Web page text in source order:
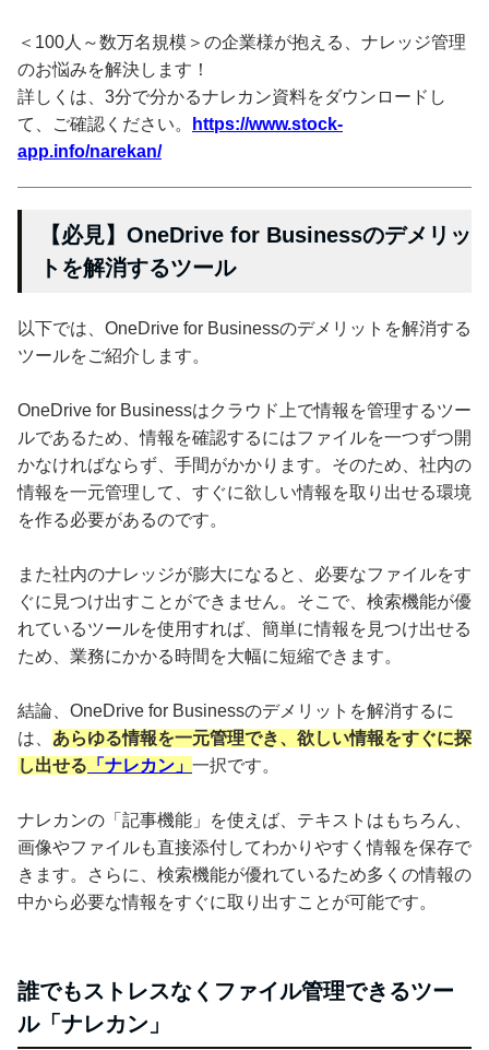
＜100人～数万名規模＞の企業様が抱える、ナレッジ管理
のお悩みを解決します！
詳しくは、3分で分かるナレカン資料をダウンロードし
て、ご確認ください。
https://www.stock-
app.info/narekan/
【必見】OneDrive for Businessのデメリッ
トを解消するツール
以下では、OneDrive for Businessのデメリットを解消する
ツールをご紹介します。
OneDrive for Businessはクラウド上で情報を管理するツー
ルであるため、情報を確認するにはファイルを一つずつ開
かなければならず、手間がかかります。そのため、社内の
情報を一元管理して、すぐに欲しい情報を取り出せる環境
を作る必要があるのです。
また社内のナレッジが膨大になると、必要なファイルをす
ぐに見つけ出すことができません。そこで、検索機能が優
れているツールを使用すれば、簡単に情報を見つけ出せる
ため、業務にかかる時間を大幅に短縮できます。
結論、OneDrive for Businessのデメリットを解消するに
は、 あらゆる情報を一元管理でき、欲しい情報をすぐに探
し出せる 「ナレカン」 一択です。
ナレカンの「記事機能」を使えば、テキストはもちろん、
画像やファイルも直接添付してわかりやすく情報を保存で
きます。さらに、検索機能が優れているため多くの情報の
中から必要な情報をすぐに取り出すことが可能です。
誰でもストレスなくファイル管理できるツー
ル「ナレカン」